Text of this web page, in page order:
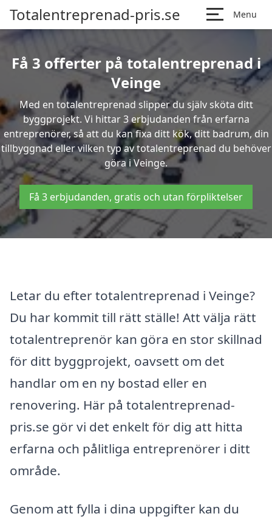
Totalentreprenad-pris.se Menu
Få 3 offerter på totalentreprenad i
Veinge
Med en totalentreprenad slipper du själv sköta ditt
byggprojekt. Vi hittar 3 erbjudanden från erfarna
entreprenörer, så att du kan fixa ditt kök, ditt badrum, din
tillbyggnad eller vilken typ av totalentreprenad du behöver
göra i Veinge.
Få 3 erbjudanden, gratis och utan förpliktelser
Letar du efter totalentreprenad i Veinge?
Du har kommit till rätt ställe! Att välja rätt
totalentreprenör kan göra en stor skillnad
för ditt byggprojekt, oavsett om det
handlar om en ny bostad eller en
renovering. Här på totalentreprenad-
pris.se gör vi det enkelt för dig att hitta
erfarna och pålitliga entreprenörer i ditt
område.
Genom att fylla i dina uppgifter kan du